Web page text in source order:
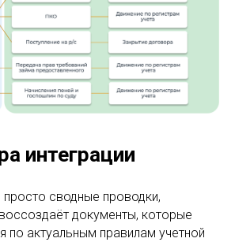
интеграции
сводные проводки,
документы, которые
по актуальным правилам учетной